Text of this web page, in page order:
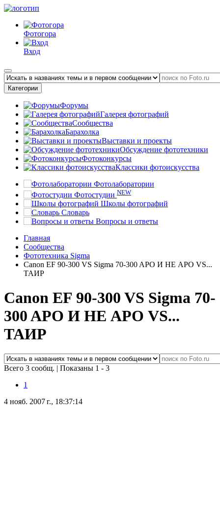
Фотогора
Вход
Категории
Форумы
Галерея фотографий
Сообщества
Барахолка
Выставки и проекты
Обсуждение фототехники
Фотоконкурсы
Классики фотоискусства
Фотолаборатории
Фотостудии NEW
Школы фотографий
Словарь
Вопросы и ответы
Главная
Сообщества
Фототехника Sigma
Canon EF 90-300 VS Sigma 70-300 APO И НЕ АРО VS...
ТАИР
Canon EF 90-300 VS Sigma 70-
300 APO И НЕ АРО VS...
ТАИР
Всего 3 сообщ. | Показаны 1 - 3
1
4 нояб. 2007 г., 18:37:14